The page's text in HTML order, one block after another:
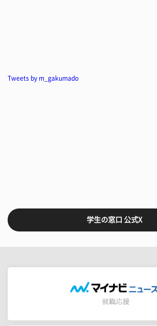
Tweets by m_gakumado
学生の窓口 公式X